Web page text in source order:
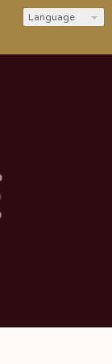
Language